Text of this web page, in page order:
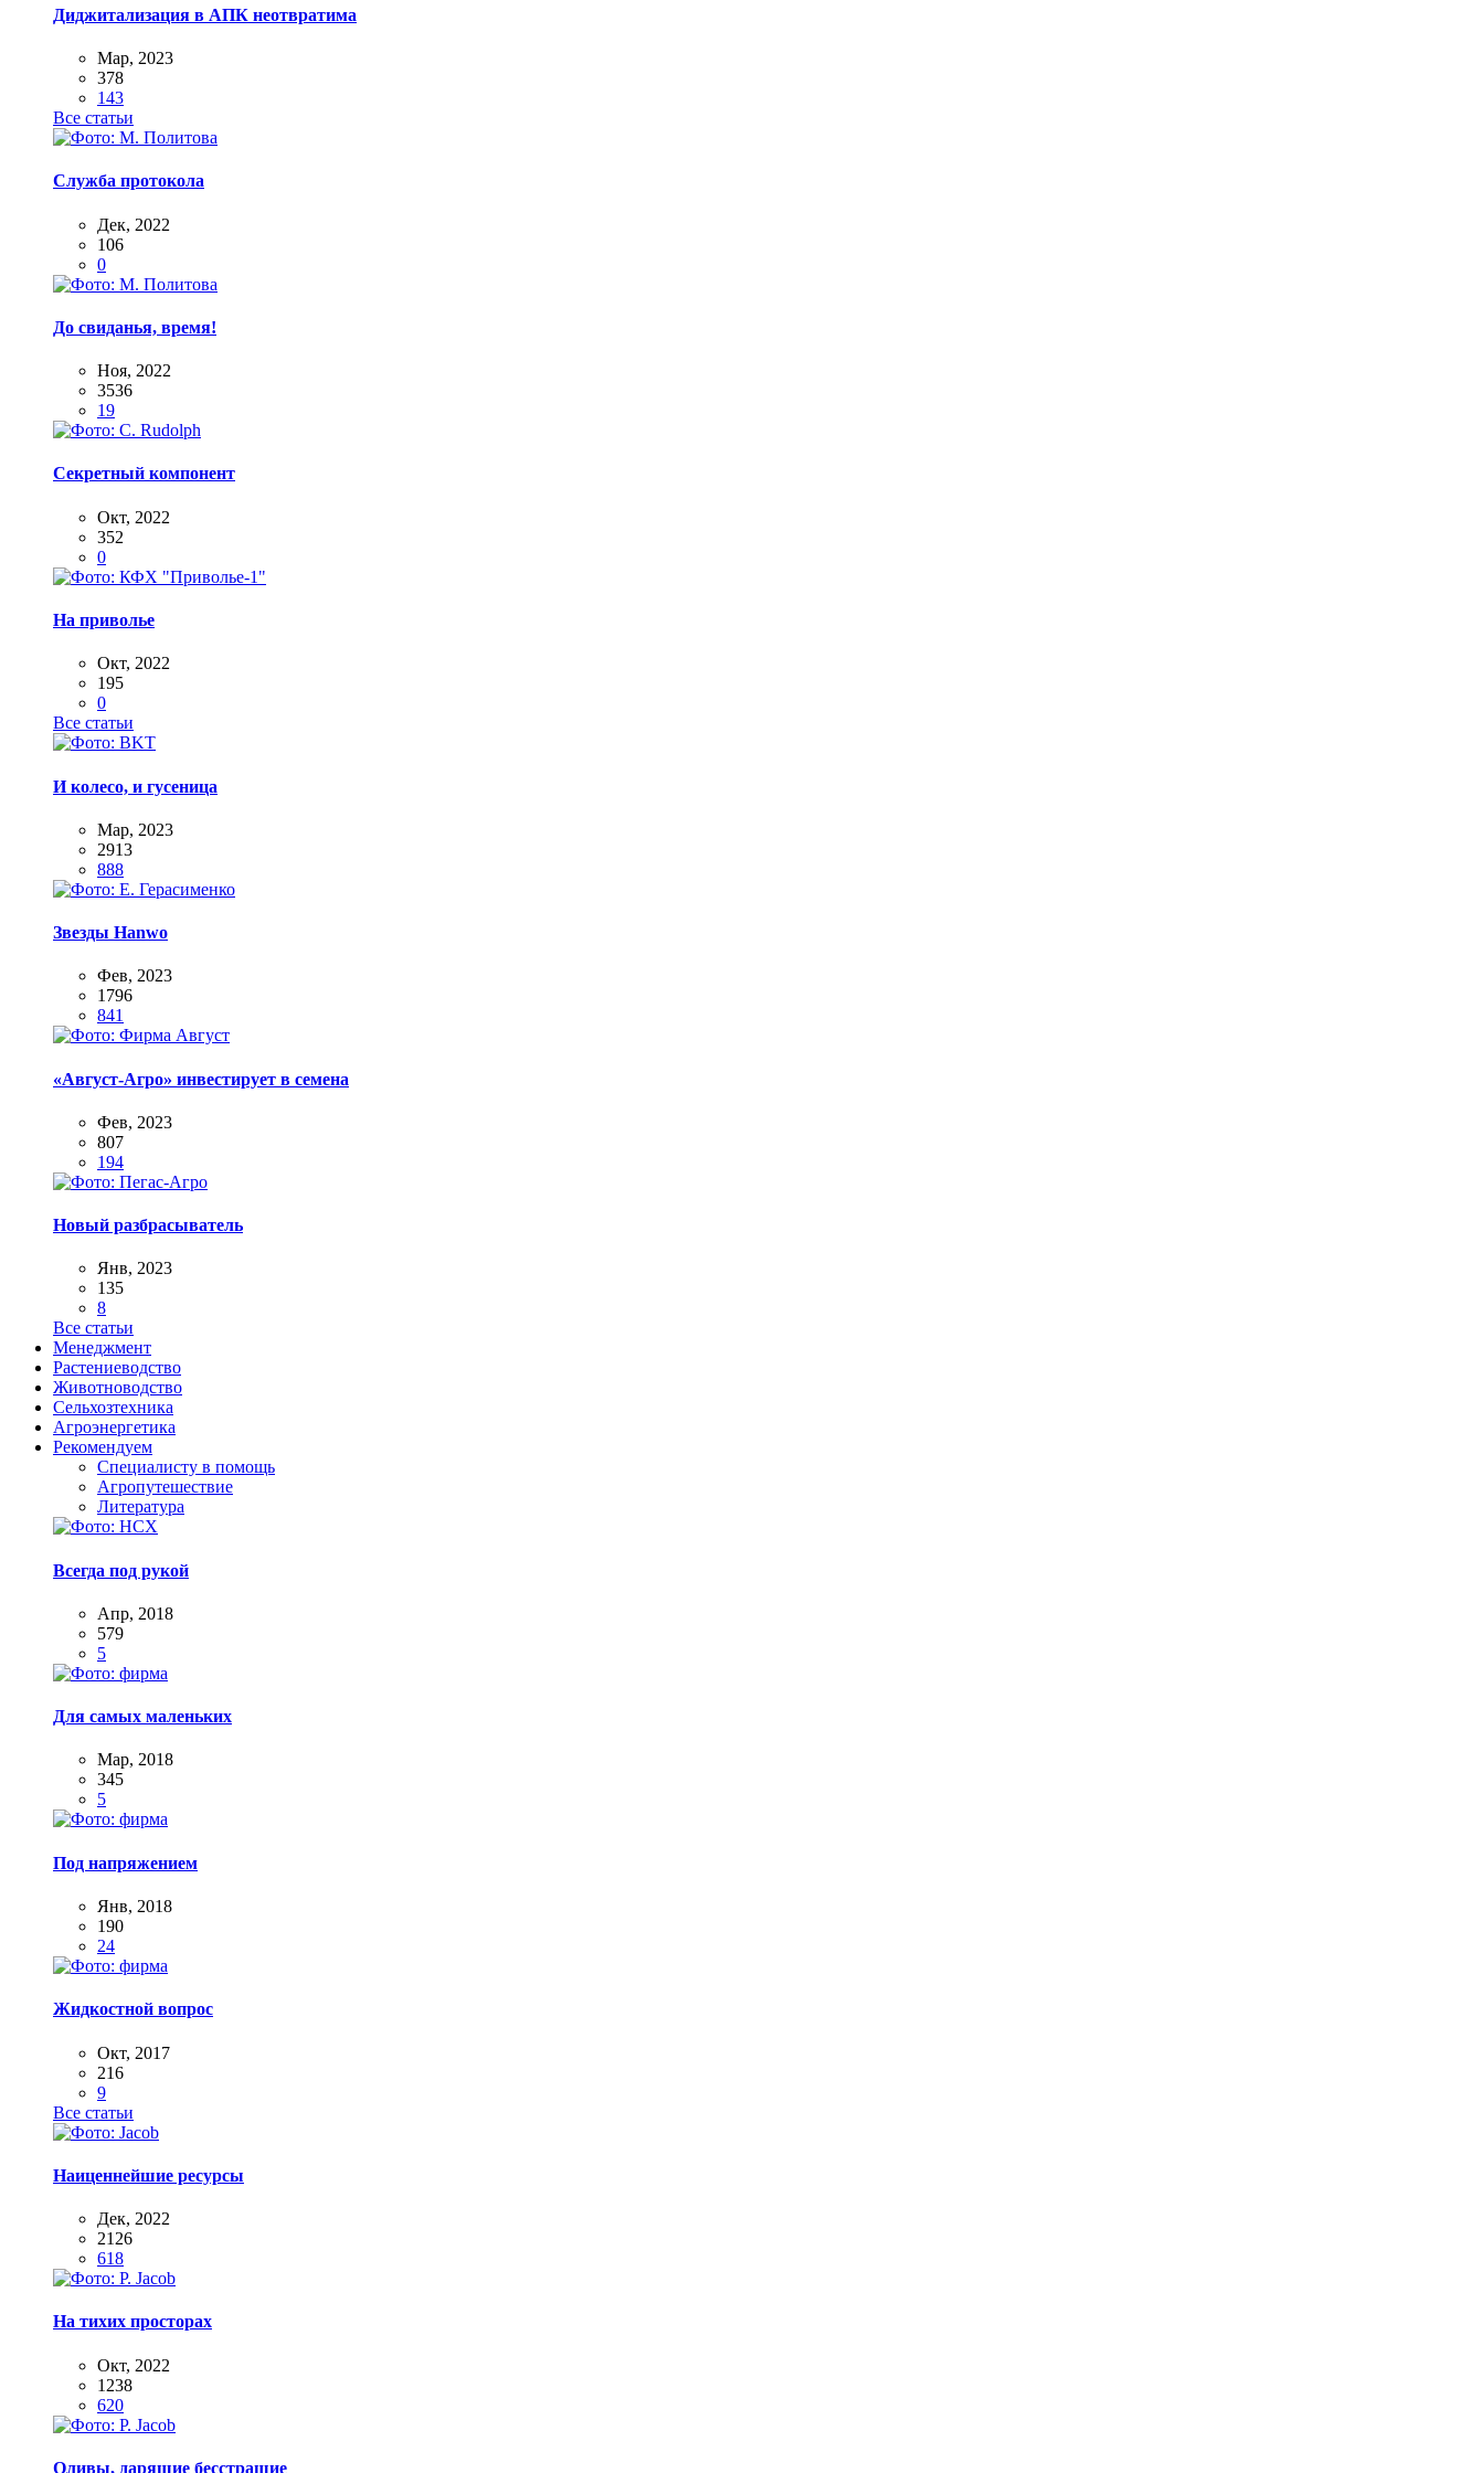
Диджитализация в АПК неотвратима
Мар, 2023
378
143
Все статьи
Служба протокола
Дек, 2022
106
0
До свиданья, время!
Ноя, 2022
3536
19
Секретный компонент
Окт, 2022
352
0
На приволье
Окт, 2022
195
0
Все статьи
И колесо, и гусеница
Мар, 2023
2913
888
Звезды Hanwo
Фев, 2023
1796
841
«Август-Агро» инвестирует в семена
Фев, 2023
807
194
Новый разбрасыватель
Янв, 2023
135
8
Все статьи
Менеджмент
Растениеводство
Животноводство
Сельхозтехника
Агроэнергетика
Рекомендуем
Специалисту в помощь
Агропутешествие
Литература
Всегда под рукой
Апр, 2018
579
5
Для самых маленьких
Мар, 2018
345
5
Под напряжением
Янв, 2018
190
24
Жидкостной вопрос
Окт, 2017
216
9
Все статьи
Наиценнейшие ресурсы
Дек, 2022
2126
618
На тихих просторах
Окт, 2022
1238
620
Оливы, дарящие бесстрашие